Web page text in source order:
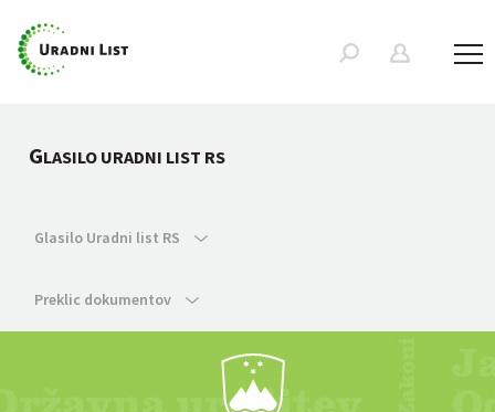
GLASILO URADNI LIST RS
Glasilo Uradni list RS
Preklic dokumentov